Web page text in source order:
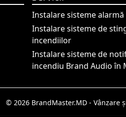
Instalare sisteme
Instalare sisteme de
incendiilor
Instalare sisteme de
incendiu Brand Audio în
© 2026 BrandMaster.MD -